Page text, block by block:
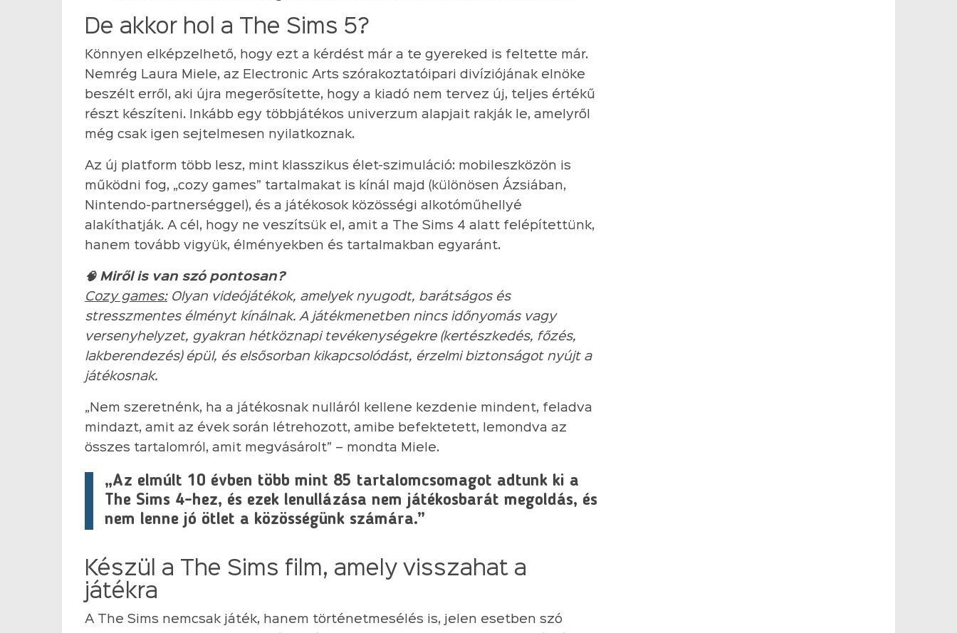
De akkor hol a The Sims 5?
Könnyen elképzelhető, hogy ezt a kérdést már a te gyereked is feltette már.
Nemrég Laura Miele, az Electronic Arts szórakoztatóipari divíziójának elnöke
beszélt erről, aki újra megerősítette, hogy a kiadó nem tervez új, teljes értékű
részt készíteni. Inkább egy többjátékos univerzum alapjait rakják le, amelyről
még csak igen sejtelmesen nyilatkoznak.
Az új platform több lesz, mint klasszikus élet-szimuláció: mobileszközön is
működni fog, „cozy games” tartalmakat is kínál majd (különösen Ázsiában,
Nintendo-partnerséggel), és a játékosok közösségi alkotóműhellyé
alakíthatják. A cél, hogy ne veszítsük el, amit a The Sims 4 alatt felépítettünk,
hanem tovább vigyük, élményekben és tartalmakban egyaránt.
🧠 Miről is van szó pontosan?
Cozy games:Olyan videójátékok, amelyek nyugodt, barátságos és
stresszmentes élményt kínálnak. A játékmenetben nincs időnyomás vagy
versenyhelyzet, gyakran hétköznapi tevékenységekre (kertészkedés, főzés,
lakberendezés) épül, és elsősorban kikapcsolódást, érzelmi biztonságot nyújt a
játékosnak.
„Nem szeretnénk, ha a játékosnak nulláról kellene kezdenie mindent, feladva
mindazt, amit az évek során létrehozott, amibe befektetett, lemondva az
összes tartalomról, amit megvásárolt” – mondta Miele.
„Az elmúlt 10 évben több mint 85 tartalomcsomagot adtunk ki a
The Sims 4-hez, és ezek lenullázása nem játékosbarát megoldás, és
nem lenne jó ötlet a közösségünk számára.”
Készül a The Sims film, amely visszahat a
játékra
A The Sims nemcsak játék, hanem történetmesélés is, jelen esetben szó